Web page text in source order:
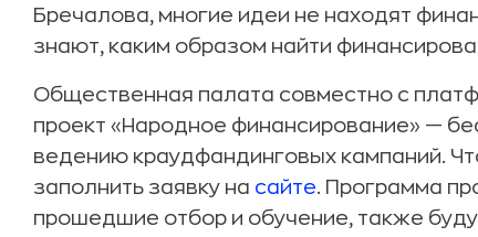
Бречалова, многие идеи не находят
знают, каким образом найти
Общественная палата совместно с
проект «Народное финансирование» —
ведению краудфандинговых кампаний.
заполнить заявку на сайте. Программа
прошедшие отбор и обучение, также